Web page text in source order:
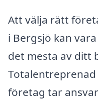
Att välja rätt
i Bergsjö kan
det mesta av ditt
företag tar